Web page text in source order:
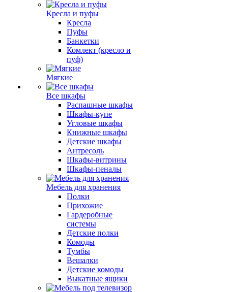
Кресла и пуфы
Кресла
Пуфы
Банкетки
Комлект (кресло и
пуф)
Мягкие
Все шкафы
Распашные шкафы
Шкафы-купе
Угловые шкафы
Книжные шкафы
Детские шкафы
Антресоль
Шкафы-витрины
Шкафы-пеналы
Мебель для хранения
Полки
Прихожие
Гардеробные
системы
Детские полки
Комоды
Тумбы
Вешалки
Детские комоды
Выкатные ящики